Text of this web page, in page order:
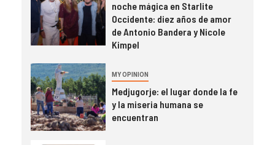
noche mágica en Starlite
Occidente: diez años de amor
de Antonio Bandera y Nicole
Kimpel
MY OPINION
Medjugorje: el lugar donde la fe
y la miseria humana se
encuentran